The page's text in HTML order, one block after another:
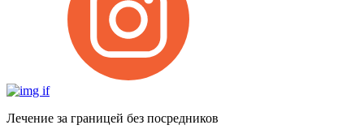
Лечение за границей без посредников